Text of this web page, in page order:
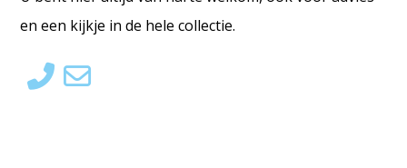
en een kijkje in de hele collectie.